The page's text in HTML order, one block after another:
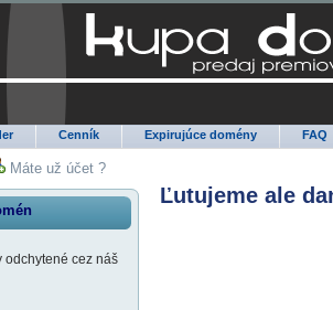
Cenník Expirujúce domény FAQ
Máte už účet ?
odchytené cez náš
Ľutujeme ale